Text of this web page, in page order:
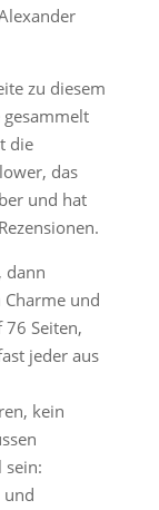
zu diesem
die
das
und hat
dann
und
76 Seiten,
jeder aus
kein
sein:
und